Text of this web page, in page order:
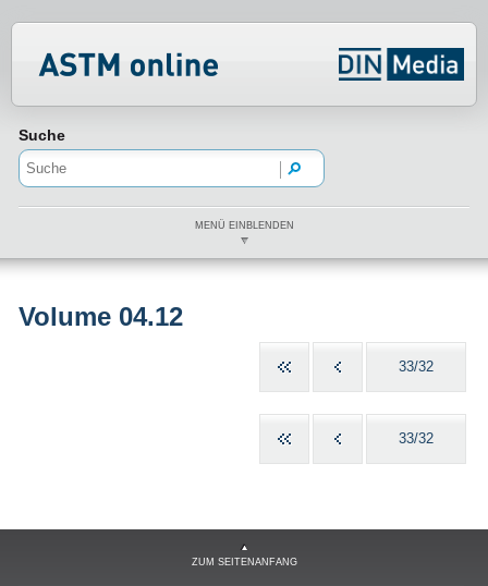
Suche
MENÜ EINBLENDEN
Volume 04.12
33/32
33/32
ZUM SEITENANFANG